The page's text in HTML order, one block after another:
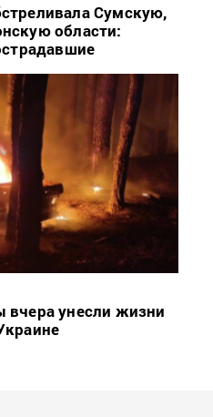
Сумскую,
области:
вчера унесли жизни